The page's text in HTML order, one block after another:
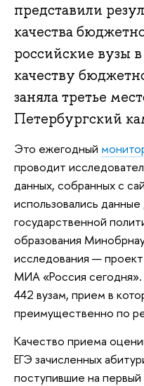
представили
качества
российские вузы
качеству
заняла третье
Петербургский
Это ежегодный
проводит
данных, собранных с
использовались
государственной
образования
исследования —
МИА «Россия
442 вузам, прием в
преимущественно по
Качество приема
ЕГЭ зачисленных
поступившие на первый